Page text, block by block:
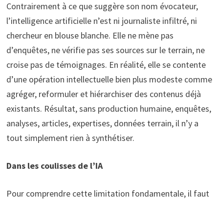
Contrairement à ce que suggère son nom évocateur,
l’intelligence artificielle n’est ni journaliste infiltré, ni
chercheur en blouse blanche. Elle ne mène pas
d’enquêtes, ne vérifie pas ses sources sur le terrain, ne
croise pas de témoignages. En réalité, elle se contente
d’une opération intellectuelle bien plus modeste comme
agréger, reformuler et hiérarchiser des contenus déjà
existants. Résultat, sans production humaine, enquêtes,
analyses, articles, expertises, données terrain, il n’y a
tout simplement rien à synthétiser.
Dans les coulisses de l’IA
Pour comprendre cette limitation fondamentale, il faut